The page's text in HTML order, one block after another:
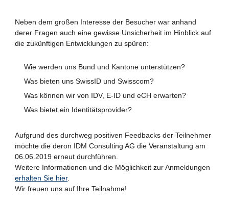
Neben dem großen Interesse der Besucher war anhand
derer Fragen auch eine gewisse Unsicherheit im Hinblick auf
die zukünftigen Entwicklungen zu spüren:
Wie werden uns Bund und Kantone unterstützen?
Was bieten uns SwissID und Swisscom?
Was können wir von IDV, E-ID und eCH erwarten?
Was bietet ein Identitätsprovider?
Aufgrund des durchweg positiven Feedbacks der Teilnehmer
möchte die deron IDM Consulting AG die Veranstaltung am
06.06.2019 erneut durchführen.
Weitere Informationen und die Möglichkeit zur Anmeldungen
erhalten Sie hier.
Wir freuen uns auf Ihre Teilnahme!